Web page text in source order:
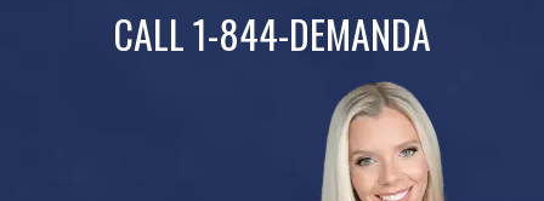
CALL 1-844-DEMANDA